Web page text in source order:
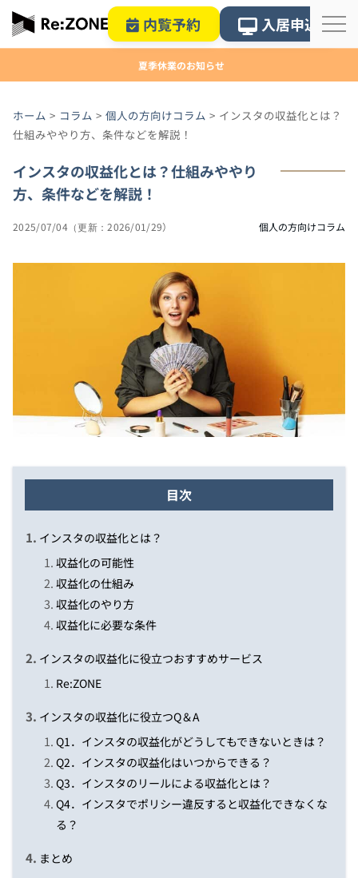
内覧予約 入居申込
夏季休業のお知らせ
ホーム > コラム > 個人の方向けコラム > インスタの収益化とは？
仕組みややり方、条件などを解説！
インスタの収益化とは？仕組みややり
方、条件などを解説！
2025/07/04 2026/01/29 個人の方向けコラム
目次
インスタの収益化とは？
収益化の可能性
収益化の仕組み
収益化のやり方
収益化に必要な条件
インスタの収益化に役立つおすすめサービス
Re:ZONE
インスタの収益化に役立つQ＆A
Q1．インスタの収益化がどうしてもできないときは？
Q2．インスタの収益化はいつからできる？
Q3．インスタのリールによる収益化とは？
Q4．インスタでポリシー違反すると収益化できなくな
る？
まとめ